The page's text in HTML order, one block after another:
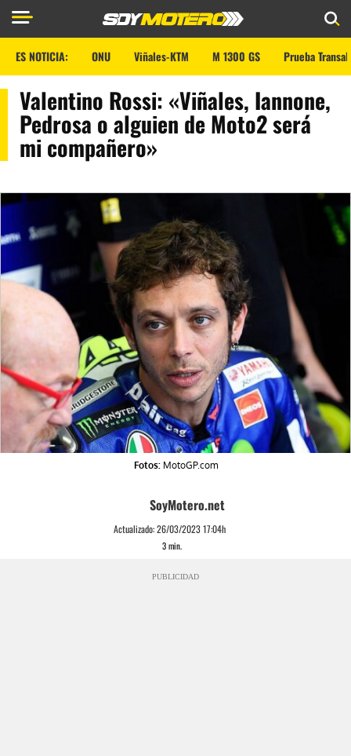
ES NOTICIA: ONU Viñales-KTM M 1300 GS Prueba
Valentino Rossi: «Viñales, Iannone,
Pedrosa o alguien de Moto2 será
mi compañero»
Fotos:MotoGP.com
SoyMotero.net
Actualizado:26/03/2023 17:04h
3min.
PUBLICIDAD